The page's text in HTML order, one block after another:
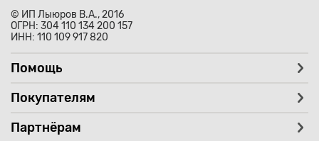
© ИП Лыюров В.А., 2016
ОГРН: 304 110 134 200 157
ИНН: 110 109 917 820
Помощь
Покупателям
Партнёрам